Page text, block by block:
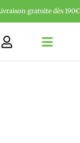
gratuite dès 190€